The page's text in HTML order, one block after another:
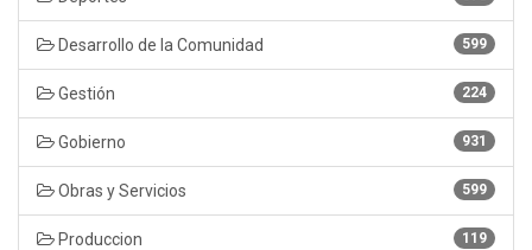
599
Desarrollo de la Comunidad
224
Gestión
931
Gobierno
599
Obras y Servicios
119
Produccion